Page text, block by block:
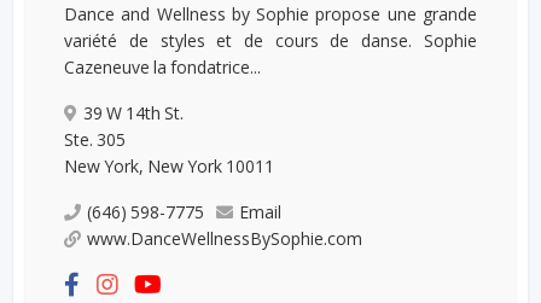
Dance and Wellness by Sophie propose une grande
variété de styles et de cours de danse. Sophie
Cazeneuve la fondatrice...
39 W 14th St.
Ste. 305
New York, New York 10011
(646) 598-7775
Email
www.DanceWellnessBySophie.com